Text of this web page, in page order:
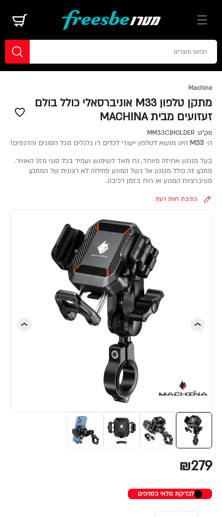
Machina
מתקן טלפון M33 אוניברסאלי כולל בולם
זעזועים מבית MACHINA
מק"ט: MM33C1HOLDER
ה- M33 הינו מנשא לטלפון ייעודי לכלים דו גלגלים מכל הסוגים והדגמים!
בעל מנגנון אחיזה מיוחד, נח מאד לשימוש ועמיד בכל סוגי מזג האוויר.
מתקן זה כולל מנגנון אל כשל המונע פתיחה לא רצונית של המתקן
מוויברציות המנוע או רוח בזמן רכיבה.
כתיבת חוות דעת
₪279
לבדיקת מלאי בסניפים